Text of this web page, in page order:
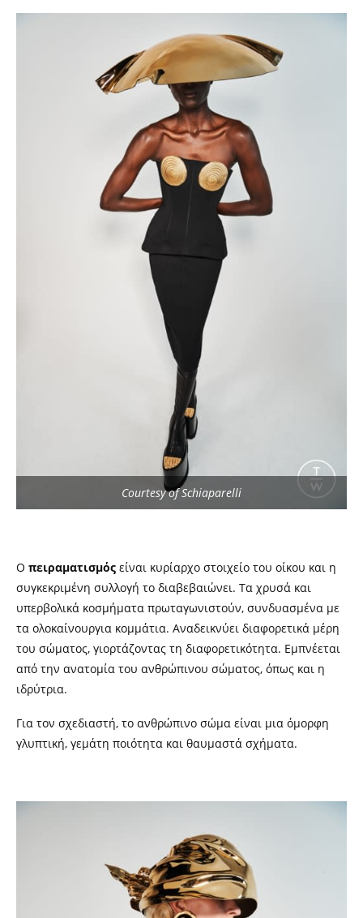
Courtesy of Schiaparelli
Ο πειραματισμός είναι κυρίαρχο στοιχείο του οίκου και η
συγκεκριμένη συλλογή το διαβεβαιώνει. Τα χρυσά και
υπερβολικά κοσμήματα πρωταγωνιστούν, συνδυασμένα με
τα ολοκαίνουργια κομμάτια. Αναδεικνύει διαφορετικά μέρη
του σώματος, γιορτάζοντας τη διαφορετικότητα. Εμπνέεται
από την ανατομία του ανθρώπινου σώματος, όπως και η
ιδρύτρια.
Για τον σχεδιαστή, το ανθρώπινο σώμα είναι μια όμορφη
γλυπτική, γεμάτη ποιότητα και θαυμαστά σχήματα.